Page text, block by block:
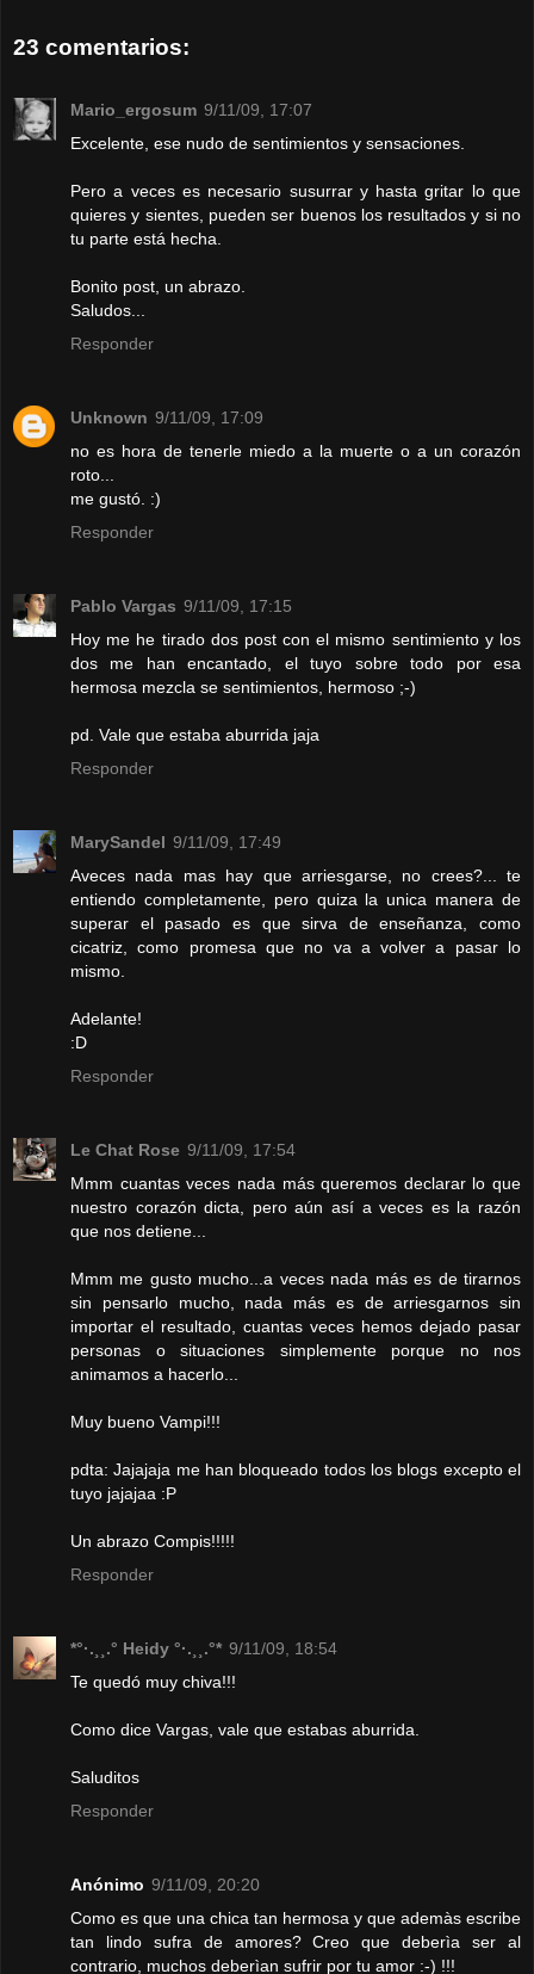
23 comentarios:
Mario_ergosum 9/11/09, 17:07
Excelente, ese nudo de sentimientos y sensaciones.
Pero a veces es necesario susurrar y hasta gritar lo que
quieres y sientes, pueden ser buenos los resultados y si no
tu parte está hecha.
Bonito post, un abrazo.
Saludos...
Responder
Unknown 9/11/09, 17:09
no es hora de tenerle miedo a la muerte o a un corazón
roto...
me gustó. :)
Responder
Pablo Vargas 9/11/09, 17:15
Hoy me he tirado dos post con el mismo sentimiento y los
dos me han encantado, el tuyo sobre todo por esa
hermosa mezcla se sentimientos, hermoso ;-)
pd. Vale que estaba aburrida jaja
Responder
MarySandel 9/11/09, 17:49
Aveces nada mas hay que arriesgarse, no crees?... te
entiendo completamente, pero quiza la unica manera de
superar el pasado es que sirva de enseñanza, como
cicatriz, como promesa que no va a volver a pasar lo
mismo.
Adelante!
:D
Responder
Le Chat Rose 9/11/09, 17:54
Mmm cuantas veces nada más queremos declarar lo que
nuestro corazón dicta, pero aún así a veces es la razón
que nos detiene...
Mmm me gusto mucho...a veces nada más es de tirarnos
sin pensarlo mucho, nada más es de arriesgarnos sin
importar el resultado, cuantas veces hemos dejado pasar
personas o situaciones simplemente porque no nos
animamos a hacerlo...
Muy bueno Vampi!!!
pdta: Jajajaja me han bloqueado todos los blogs excepto el
tuyo jajajaa :P
Un abrazo Compis!!!!!
Responder
*°·.¸¸.° Heidy °·.¸¸.°* 9/11/09, 18:54
Te quedó muy chiva!!!
Como dice Vargas, vale que estabas aburrida.
Saluditos
Responder
Anónimo 9/11/09, 20:20
Como es que una chica tan hermosa y que ademàs escribe
tan lindo sufra de amores? Creo que deberìa ser al
contrario, muchos deberìan sufrir por tu amor :-) !!!